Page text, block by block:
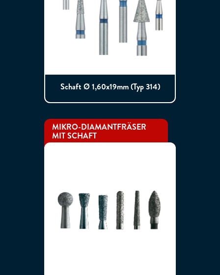
Schaft Ø 1,60x19mm (Typ 314)
MIKRO-DIAMANTFRÄSER
MIT SCHAFT